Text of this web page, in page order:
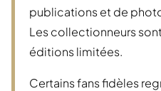
publications et de
Les collectionneurs
éditions limitées.
Certains fans fidèles